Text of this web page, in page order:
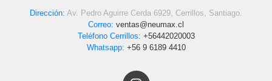
Dirección: Av. Pedro Aguirre Cerda 6929, Cerrillos, Santiago.
Correo: ventas@neumax.cl
Teléfono Cerrillos: +56442020003
Whatsapp: +56 9 6189 4410